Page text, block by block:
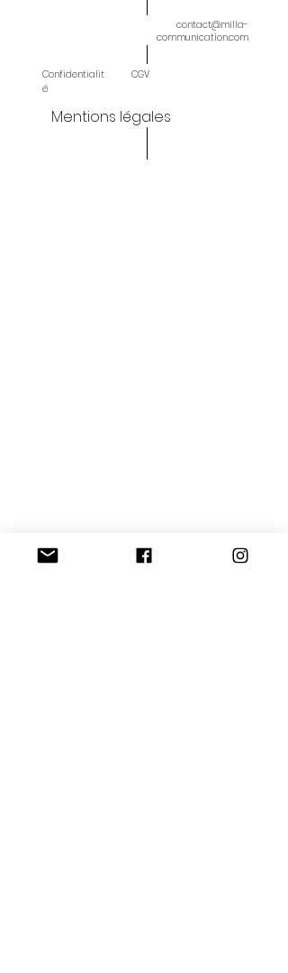
contact@milla-
communication.com
Confidentialit
é
CGV
Mentions légales